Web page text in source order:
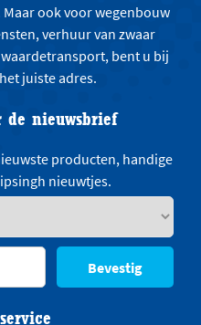
ook voor wegenbouw
verhuur van zwaar
bent u bij
juiste adres.
nieuwsbrief
producten, handige
nieuwtjes.
Bevestig